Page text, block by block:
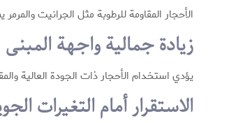
الأحجار المقاومة للرطوبة مثل الجرانيت
زيادة جمالية واجهة المبنى
يؤدي استخدام الأحجار ذات الجودة العالية
الاستقرار أمام التغيرات